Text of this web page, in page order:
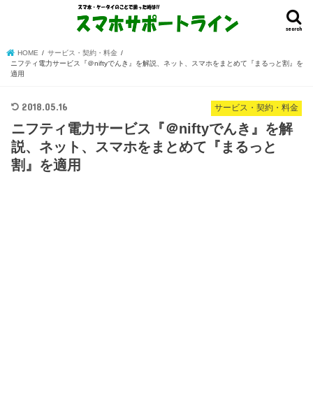
search
HOME
サービス・契約・料金
ニフティ電力サービス『＠niftyでんき』を解説、ネット、スマホをまとめて『まるっと割』を
適用
サービス・契約・料金
2018.05.16
ニフティ電力サービス『＠niftyでんき』を解
説、ネット、スマホをまとめて『まるっと
割』を適用